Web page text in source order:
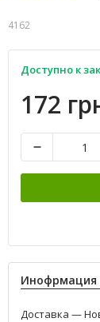
4162
Доступно к
172
Инофрмация
Доставка —